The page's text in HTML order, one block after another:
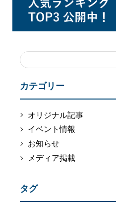
カテゴリー
オリジナル記事
イベント情報
お知らせ
メディア掲載
タグ